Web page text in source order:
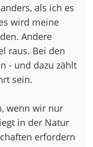
als ich es
wird meine
Andere
raus. Bei den
- und dazu zählt
sein.
wenn wir nur
in der Natur
erfordern